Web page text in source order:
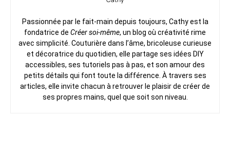
Passionnée par le fait-main depuis toujours, Cathy est la
fondatrice de Créer soi-même, un blog où créativité rime
avec simplicité. Couturière dans l’âme, bricoleuse curieuse
et décoratrice du quotidien, elle partage ses idées DIY
accessibles, ses tutoriels pas à pas, et son amour des
petits détails qui font toute la différence. À travers ses
articles, elle invite chacun à retrouver le plaisir de créer de
ses propres mains, quel que soit son niveau.